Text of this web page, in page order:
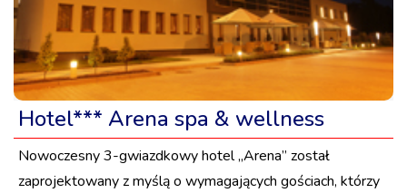
Hotel*** Arena spa & wellness
Nowoczesny 3-gwiazdkowy hotel „Arena” został
zaprojektowany z myślą o wymagających gościach, którzy